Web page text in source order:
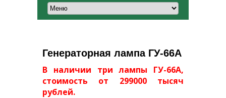
Генераторная лампа ГУ-66А
В наличии три лампы ГУ-66А,
стоимость от 299000 тысяч
рублей.